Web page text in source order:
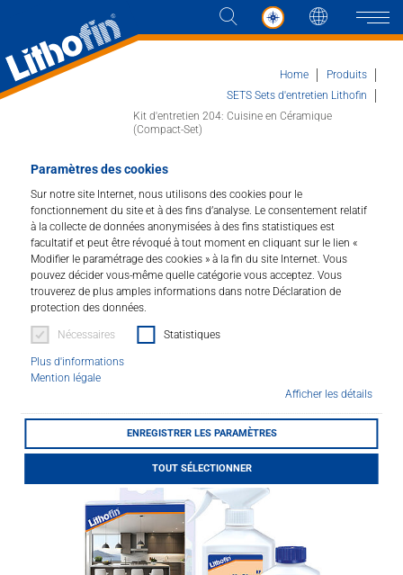
Paramètres des cookies
Sur notre site Internet, nous utilisons des cookies pour le
fonctionnement du site et à des fins d’analyse. Le consentement relatif
à la collecte de données anonymisées à des fins statistiques est
facultatif et peut être révoqué à tout moment en cliquant sur le lien «
Modifier le paramétrage des cookies » à la fin du site Internet. Vous
pouvez décider vous-même quelle catégorie vous acceptez. Vous
trouverez de plus amples informations dans notre Déclaration de
protection des données.
Nécessaires Statistiques
Plus d'informations
Mention légale
Afficher les détails
ENREGISTRER LES PARAMÈTRES
TOUT SÉLECTIONNER
Langue
Actualités et plus
Entreprise
Contacter
DISTRIBUTEUR
LITHOFINDER
Home
Produits
SETS Sets d'entretien Lithofin
Kit d'entretien 204: Cuisine en Céramique
(Compact-Set)
Kit d'entretien pour plans de
cuisine en céramique
Art.Nr. 204-11
Art.Nr. : 204-11
Kit d'entretien : pour tous les plans de travail en
céramique. Lithofin KF HyClean pour le nettoyage
quotidien des plans de travail de cuisine. Vous
éliminez les fortes salissures avec Lithofin KF
ClearTop.